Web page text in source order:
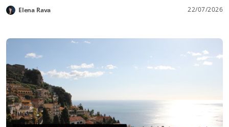
Elena Rava 22/07/2026